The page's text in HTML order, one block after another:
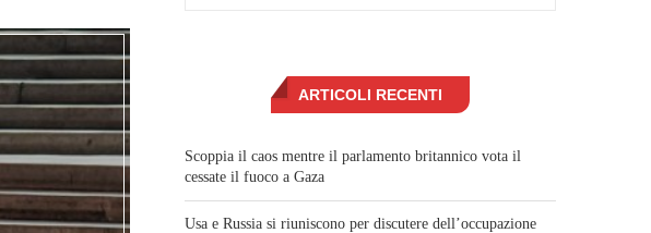
ARTICOLI RECENTI
Scoppia il caos mentre il parlamento britannico vota il
cessate il fuoco a Gaza
Usa e Russia si riuniscono per discutere dell’occupazione